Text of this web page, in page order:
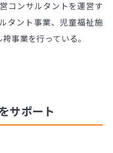
コンサルタントを運営す
タント事業、児童福祉施
袴事業を行っている。
サポート